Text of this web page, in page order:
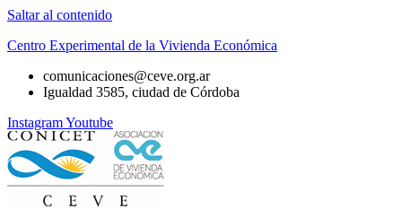
Saltar al contenido
Centro Experimental de la Vivienda Económica
comunicaciones@ceve.org.ar
Igualdad 3585, ciudad de Córdoba
InstagramYoutube